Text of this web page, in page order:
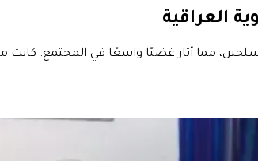
العراقية
مما أثار غضبًا واسعًا في المجتمع. كانت